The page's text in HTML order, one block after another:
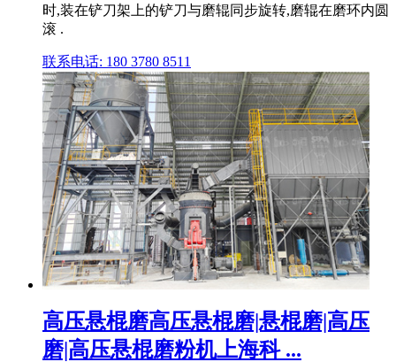
时,装在铲刀架上的铲刀与磨辊同步旋转,磨辊在磨环内圆
滚 .
联系电话: 180 3780 8511
高压悬棍磨高压悬棍磨|悬棍磨|高压
磨|高压悬棍磨粉机上海科 ...